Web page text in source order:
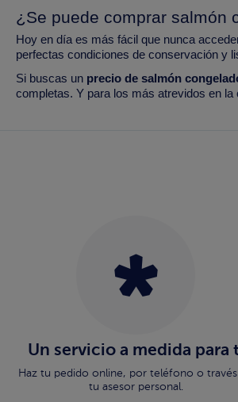
¿Se puede comprar salmón
Hoy en día es más fácil que nunca
perfectas condiciones de conservación y
Si buscas un precio de salmón
completas. Y para los más atrevidos en
Un servicio a medida para
Haz tu pedido online, por teléfono o
tu asesor personal.